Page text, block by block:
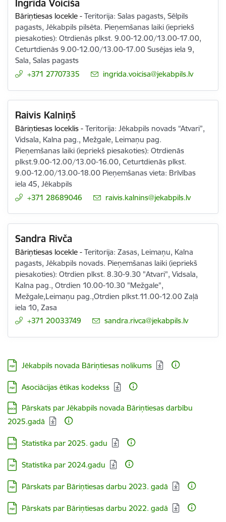
Ingrīda Voiciša
Bāriņtiesas locekle -Teritorija: Salas pagasts, Sēlpils
pagasts, Jēkabpils pilsēta. Pieņemšanas laiki (iepriekš
piesakoties): Otrdienās plkst. 9.00-12.00/13.00-17.00,
Ceturtdienās 9.00-12.00/13.00-17.00 Susējas iela 9,
Sala, Salas pagasts
+371 27707335
E-pasts:
ingrida.voicisa@jekabpils.lv
Raivis Kalniņš
Bāriņtiesas loceklis -Teritorija: Jēkabpils novads “Atvari”,
Vidsala, Kalna pag., Mežgale, Leimaņu pag.
Pieņemšanas laiki (iepriekš piesakoties): Otrdienās
plkst.9.00-12.00/13.00-16.00, Ceturtdienās plkst.
9.00-12.00/13.00-18.00 Pieņemšanas vieta: Brīvības
iela 45, Jēkabpils
+371 28689046
E-pasts:
raivis.kalnins@jekabpils.lv
Sandra Rivča
Bāriņtiesas locekle -Teritorija: Zasas, Leimaņu, Kalna
pagasts, Jēkabpils novads. Pieņemšanas laiki (iepriekš
piesakoties): Otrdien plkst. 8.30-9.30 "Atvari", Vidsala,
Kalna pag., Otrdien 10.00-10.30 "Mežgale",
Mežgale,Leimaņu pag.,Otrdien plkst.11.00-12.00 Zaļā
iela 10, Zasa
+371 20033749
E-pasts:
sandra.rivca@jekabpils.lv
Lejupielādēt:
Jēkabpils novada Bāriņtiesas nolikums
Lejupielādēt:
Asociācijas ētikas kodekss
Lejupielādēt:
Pārskats par Jēkabpils novada Bāriņtiesas darbību
2025.gadā
Lejupielādēt:
Statistika par 2025. gadu
Lejupielādēt:
Statistika par 2024.gadu
Lejupielādēt:
Pārskats par Bāriņtiesas darbu 2023. gadā
Lejupielādēt:
Pārskats par Bāriņtiesas darbu 2022. gadā